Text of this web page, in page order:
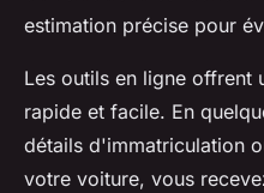
estimation précise pour
Les outils en ligne offrent
rapide et facile. En
détails d'immatriculation
votre voiture, vous